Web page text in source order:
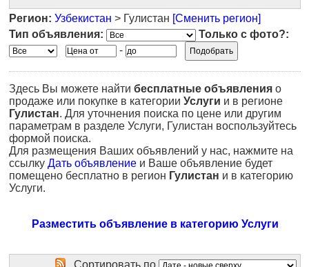
Регион: Узбекистан > Гулистан [Сменить регион]
Тип объявления:
Только с фото?:
-
Здесь Вы можете найти бесплатные объявления о
продаже или покупке в категории Услуги и в регионе
Гулистан. Для уточнения поиска по цене или другим
параметрам в разделе Услуги, Гулистан воспользуйтесь
формой поиска.
Для размещения Ваших объявлений у нас, нажмите на
ссылку Дать объявление и Ваше объявление будет
помещено бесплатно в регион Гулистан и в категорию
Услуги.
Разместить объявление в категорию Услуги
Сортировать по